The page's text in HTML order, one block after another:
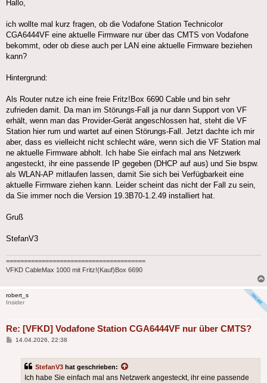
Hallo,
ich wollte mal kurz fragen, ob die Vodafone Station Technicolor
CGA6444VF eine aktuelle Firmware nur über das CMTS von Vodafone
bekommt, oder ob diese auch per LAN eine aktuelle Firmware beziehen
kann?
Hintergrund:
Als Router nutze ich eine freie Fritz!Box 6690 Cable und bin sehr
zufrieden damit. Da man im Störungs-Fall ja nur dann Support von VF
erhält, wenn man das Provider-Gerät angeschlossen hat, steht die VF
Station hier rum und wartet auf einen Störungs-Fall. Jetzt dachte ich mir
aber, dass es vielleicht nicht schlecht wäre, wenn sich die VF Station mal
ne aktuelle Firmware abholt. Ich habe Sie einfach mal ans Netzwerk
angesteckt, ihr eine passende IP gegeben (DHCP auf aus) und Sie bspw.
als WLAN-AP mitlaufen lassen, damit Sie sich bei Verfügbarkeit eine
aktuelle Firmware ziehen kann. Leider scheint das nicht der Fall zu sein,
da Sie immer noch die Version 19.3B70-1.2.49 installiert hat.
Gruß
StefanV3
=======================================
VFKD CableMax 1000 mit Fritz!(Kauf)Box 6690
robert_s
Insider
Re: [VFKD] Vodafone Station CGA6444VF nur über CMTS?
Beitrag
14.04.2026, 22:38
StefanV3 hat geschrieben:
Ich habe Sie einfach mal ans Netzwerk angesteckt, ihr eine passende